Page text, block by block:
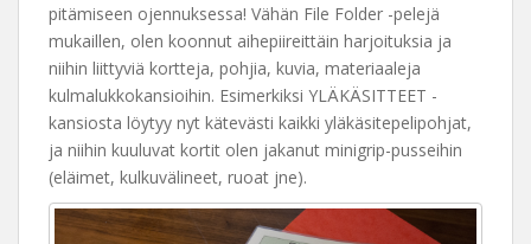
pitämiseen ojennuksessa! Vähän File Folder -pelejä
mukaillen, olen koonnut aihepiireittäin harjoituksia ja
niihin liittyviä kortteja, pohjia, kuvia, materiaaleja
kulmalukkokansioihin. Esimerkiksi YLÄKÄSITTEET -
kansiosta löytyy nyt kätevästi kaikki yläkäsitepelipohjat,
ja niihin kuuluvat kortit olen jakanut minigrip-pusseihin
(eläimet, kulkuvälineet, ruoat jne).